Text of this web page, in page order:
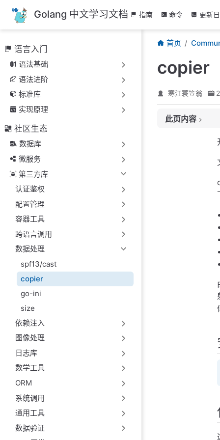
跳
至
主
內
容
Golang 中文学习文档 指南 命令 更新
语言入门
语法基础
语法进阶
标准库
实现原理
社区生态
数据库
微服务
第三方库
认证鉴权
配置管理
容器工具
跨语言调用
数据处理
spf13/cast
copier
go-ini
size
依赖注入
图像处理
日志库
数学工具
ORM
系统调用
通用工具
数据验证
首页
copier
寒江蓑笠翁
此页内容
使用